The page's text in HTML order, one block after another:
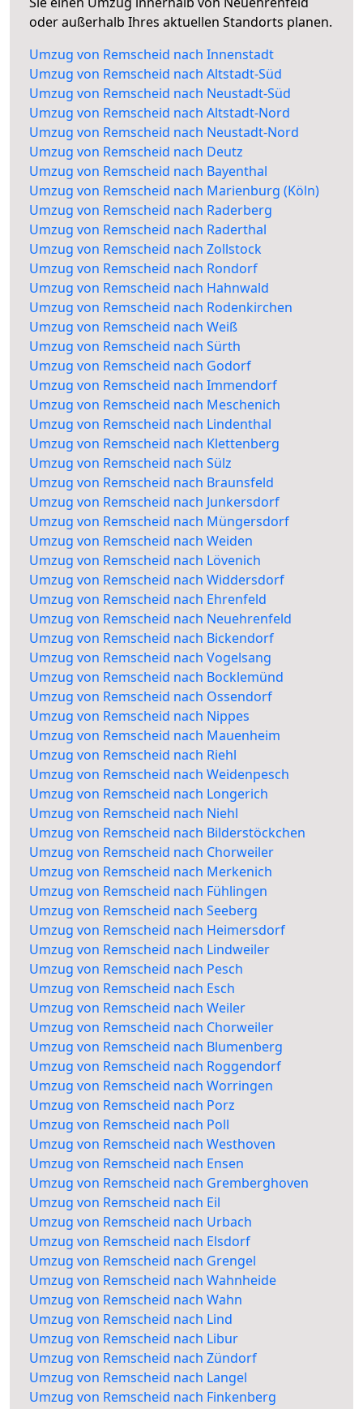
oder außerhalb Ihres aktuellen Standorts planen.
Umzug von Remscheid nach Innenstadt
Umzug von Remscheid nach Altstadt-Süd
Umzug von Remscheid nach Neustadt-Süd
Umzug von Remscheid nach Altstadt-Nord
Umzug von Remscheid nach Neustadt-Nord
Umzug von Remscheid nach Deutz
Umzug von Remscheid nach Bayenthal
Umzug von Remscheid nach Marienburg (Köln)
Umzug von Remscheid nach Raderberg
Umzug von Remscheid nach Raderthal
Umzug von Remscheid nach Zollstock
Umzug von Remscheid nach Rondorf
Umzug von Remscheid nach Hahnwald
Umzug von Remscheid nach Rodenkirchen
Umzug von Remscheid nach Weiß
Umzug von Remscheid nach Sürth
Umzug von Remscheid nach Godorf
Umzug von Remscheid nach Immendorf
Umzug von Remscheid nach Meschenich
Umzug von Remscheid nach Lindenthal
Umzug von Remscheid nach Klettenberg
Umzug von Remscheid nach Sülz
Umzug von Remscheid nach Braunsfeld
Umzug von Remscheid nach Junkersdorf
Umzug von Remscheid nach Müngersdorf
Umzug von Remscheid nach Weiden
Umzug von Remscheid nach Lövenich
Umzug von Remscheid nach Widdersdorf
Umzug von Remscheid nach Ehrenfeld
Umzug von Remscheid nach Neuehrenfeld
Umzug von Remscheid nach Bickendorf
Umzug von Remscheid nach Vogelsang
Umzug von Remscheid nach Bocklemünd
Umzug von Remscheid nach Ossendorf
Umzug von Remscheid nach Nippes
Umzug von Remscheid nach Mauenheim
Umzug von Remscheid nach Riehl
Umzug von Remscheid nach Weidenpesch
Umzug von Remscheid nach Longerich
Umzug von Remscheid nach Niehl
Umzug von Remscheid nach Bilderstöckchen
Umzug von Remscheid nach Chorweiler
Umzug von Remscheid nach Merkenich
Umzug von Remscheid nach Fühlingen
Umzug von Remscheid nach Seeberg
Umzug von Remscheid nach Heimersdorf
Umzug von Remscheid nach Lindweiler
Umzug von Remscheid nach Pesch
Umzug von Remscheid nach Esch
Umzug von Remscheid nach Weiler
Umzug von Remscheid nach Chorweiler
Umzug von Remscheid nach Blumenberg
Umzug von Remscheid nach Roggendorf
Umzug von Remscheid nach Worringen
Umzug von Remscheid nach Porz
Umzug von Remscheid nach Poll
Umzug von Remscheid nach Westhoven
Umzug von Remscheid nach Ensen
Umzug von Remscheid nach Gremberghoven
Umzug von Remscheid nach Eil
Umzug von Remscheid nach Urbach
Umzug von Remscheid nach Elsdorf
Umzug von Remscheid nach Grengel
Umzug von Remscheid nach Wahnheide
Umzug von Remscheid nach Wahn
Umzug von Remscheid nach Lind
Umzug von Remscheid nach Libur
Umzug von Remscheid nach Zündorf
Umzug von Remscheid nach Langel
Umzug von Remscheid nach Finkenberg